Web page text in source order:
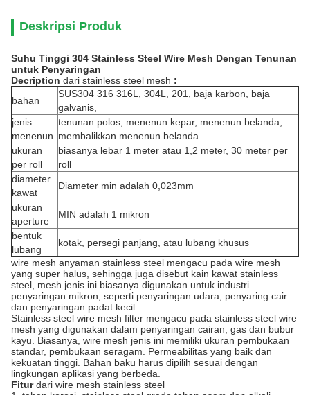
Deskripsi Produk
Suhu Tinggi 304 Stainless Steel Wire Mesh Dengan Tenunan
untuk Penyaringan
Decription dari stainless steel mesh :
bahan
SUS304 316 316L, 304L, 201, baja karbon, baja
galvanis,
jenis
menenun
tenunan polos, menenun kepar, menenun belanda,
membalikkan menenun belanda
ukuran
per roll
biasanya lebar 1 meter atau 1,2 meter, 30 meter per
roll
diameter
kawat
Diameter min adalah 0,023mm
ukuran
aperture
MIN adalah 1 mikron
bentuk
lubang
kotak, persegi panjang, atau lubang khusus
wire mesh anyaman stainless steel mengacu pada wire mesh
yang super halus, sehingga juga disebut kain kawat stainless
steel, mesh jenis ini biasanya digunakan untuk industri
penyaringan mikron, seperti penyaringan udara, penyaring cair
dan penyaringan padat kecil.
Stainless steel wire mesh filter mengacu pada stainless steel wire
mesh yang digunakan dalam penyaringan cairan, gas dan bubur
kayu. Biasanya, wire mesh jenis ini memiliki ukuran pembukaan
standar, pembukaan seragam. Permeabilitas yang baik dan
kekuatan tinggi. Bahan baku harus dipilih sesuai dengan
lingkungan aplikasi yang berbeda.
Fiturdari wire mesh stainless steel